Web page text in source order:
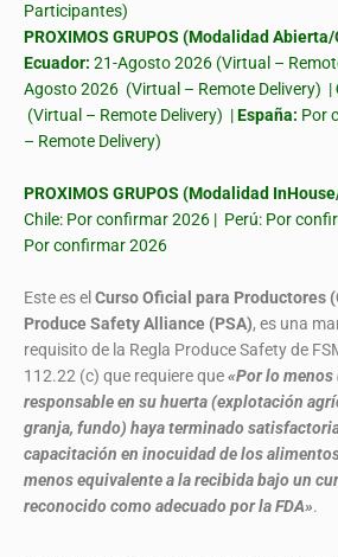
Participantes)
PROXIMOS GRUPOS (Modalidad
Ecuador: 21-Agosto 2026 (Virtual –
Agosto 2026 (Virtual – Remote Delivery) |
(Virtual – Remote Delivery) |España: Por
– Remote Delivery)
PROXIMOS GRUPOS (Modalidad
Chile: Por confirmar 2026 | Perú: Por
Por confirmar 2026
Este es el Curso Oficial para Productores
Produce Safety Alliance (PSA), es una
requisito de la Regla Produce Safety de
112.22 (c) que requiere que«Por lo
responsable en su huerta (explotación
granja, fundo) haya terminado
capacitación en inocuidad de los
menos equivalente a la recibida bajo un
reconocido como adecuado por la FDA».